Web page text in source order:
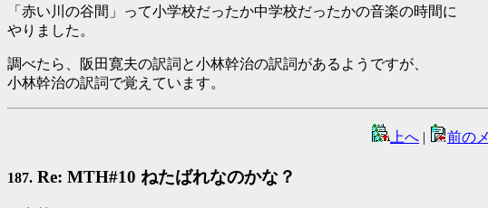
「赤い川の谷間」って小学校だったか中学校だったかの音楽の時間に
やりました。
調べたら、阪田寛夫の訳詞と小林幹治の訳詞があるようですが、
小林幹治の訳詞で覚えています。
上へ 前の
187. Re: MTH#10 ねたばれなのかな？